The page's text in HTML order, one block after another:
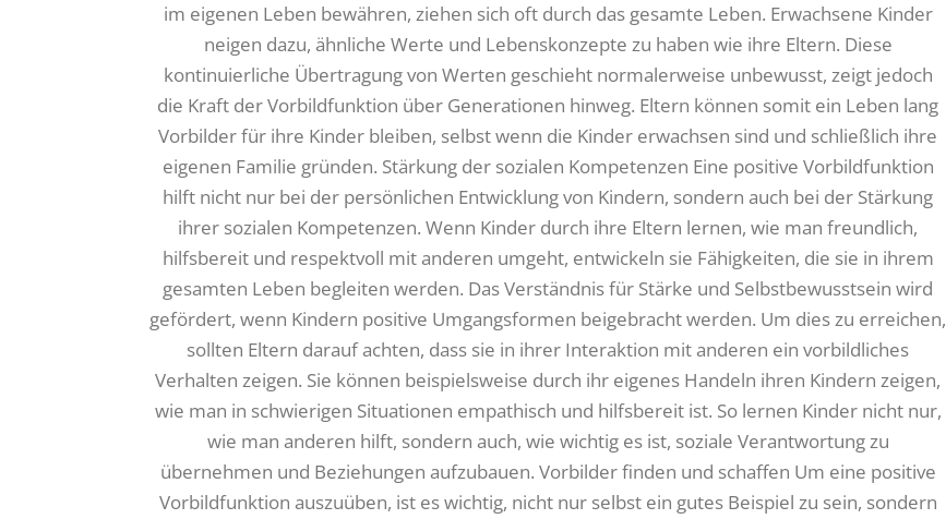
im eigenen Leben bewähren, ziehen sich oft durch das gesamte Leben. Erwachsene Kinder
neigen dazu, ähnliche Werte und Lebenskonzepte zu haben wie ihre Eltern. Diese
kontinuierliche Übertragung von Werten geschieht normalerweise unbewusst, zeigt jedoch
die Kraft der Vorbildfunktion über Generationen hinweg. Eltern können somit ein Leben lang
Vorbilder für ihre Kinder bleiben, selbst wenn die Kinder erwachsen sind und schließlich ihre
eigenen Familie gründen. Stärkung der sozialen Kompetenzen Eine positive Vorbildfunktion
hilft nicht nur bei der persönlichen Entwicklung von Kindern, sondern auch bei der Stärkung
ihrer sozialen Kompetenzen. Wenn Kinder durch ihre Eltern lernen, wie man freundlich,
hilfsbereit und respektvoll mit anderen umgeht, entwickeln sie Fähigkeiten, die sie in ihrem
gesamten Leben begleiten werden. Das Verständnis für Stärke und Selbstbewusstsein wird
gefördert, wenn Kindern positive Umgangsformen beigebracht werden. Um dies zu erreichen,
sollten Eltern darauf achten, dass sie in ihrer Interaktion mit anderen ein vorbildliches
Verhalten zeigen. Sie können beispielsweise durch ihr eigenes Handeln ihren Kindern zeigen,
wie man in schwierigen Situationen empathisch und hilfsbereit ist. So lernen Kinder nicht nur,
wie man anderen hilft, sondern auch, wie wichtig es ist, soziale Verantwortung zu
übernehmen und Beziehungen aufzubauen. Vorbilder finden und schaffen Um eine positive
Vorbildfunktion auszuüben, ist es wichtig, nicht nur selbst ein gutes Beispiel zu sein, sondern